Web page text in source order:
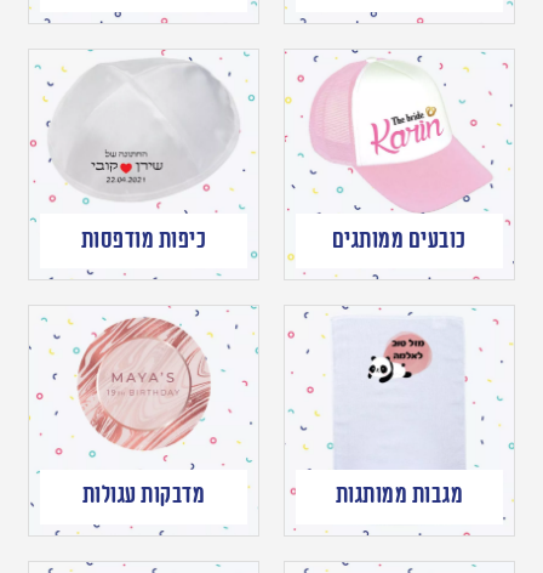
כובעים ממותגים כיפות מודפסות
מגבות ממותגות מדבקות עגולות